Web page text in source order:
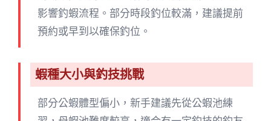
影響釣蝦流程。部分時段釣位較滿，建議提前
預約或早到以確保釣位。
蝦種大小與釣技挑戰
部分公蝦體型偏小，新手建議先從公蝦池練